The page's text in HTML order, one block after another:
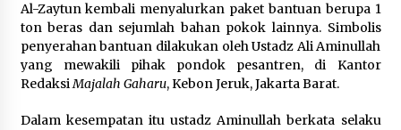
Al-Zaytun kembali menyalurkan paket bantuan berupa 1
ton beras dan sejumlah bahan pokok lainnya. Simbolis
penyerahan bantuan dilakukan oleh Ustadz Ali Aminullah
yang mewakili pihak pondok pesantren, di Kantor
RedaksiMajalah Gaharu, Kebon Jeruk, Jakarta Barat.
Dalam kesempatan itu ustadz Aminullah berkata selaku